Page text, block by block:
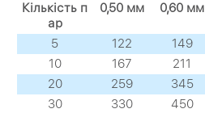
Кількість п
ар
0,50 мм 0,60 мм
5 122 149
10
167 211
20
259 345
30
330 450